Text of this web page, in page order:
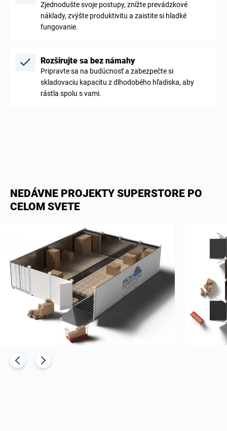
Zjednodušte svoje postupy, znížte prevádzkové
náklady, zvýšte produktivitu a zaistite si hladké
fungovanie.
Rozširujte sa bez námahy
Pripravte sa na budúcnosť a zabezpečte si
skladovaciu kapacitu z dlhodobého hľadiska, aby
rástla spolu s vami.
NEDÁVNE PROJEKTY SUPERSTORE PO
CELOM SVETE